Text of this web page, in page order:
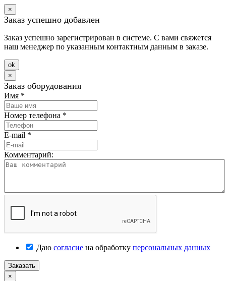
×
Заказ успешно добавлен
Заказ успешно зарегистрирован в системе. С вами свяжется
наш менеджер по указанным контактным данным в заказе.
оk
×
Заказ оборудования
Имя *
Номер телефона *
E-mail *
Комментарий:
Даю согласие на обработку персональных данных
Заказать
×